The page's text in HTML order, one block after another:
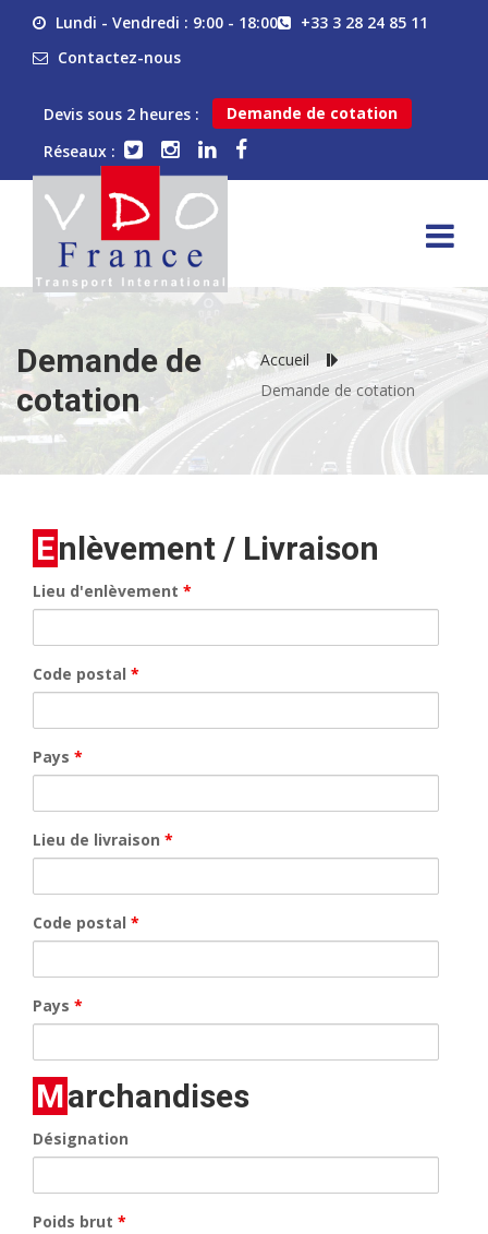
Lundi - Vendredi : 9:00 - 18:00
+33 3 28 24 85 11
Contactez-nous
Devis sous 2 heures :
Demande de cotation
Réseaux :
Demande de
cotation
Accueil
Demande de cotation
Enlèvement / Livraison
Lieu d'enlèvement *
Code postal *
Pays *
Lieu de livraison *
Code postal *
Pays *
Marchandises
Désignation
Poids brut *